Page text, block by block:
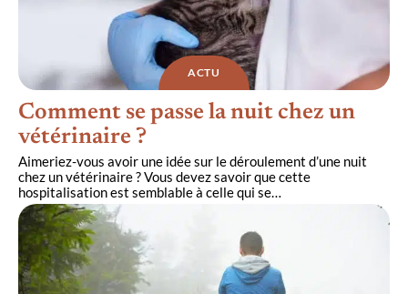
ACTU
Comment se passe la nuit chez un
vétérinaire ?
Aimeriez-vous avoir une idée sur le déroulement d’une nuit
chez un vétérinaire ? Vous devez savoir que cette
hospitalisation est semblable à celle qui se…